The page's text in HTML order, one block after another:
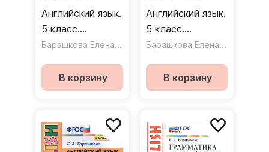
Английский язык.
5 класс.
Грамматика.
упражнений к
учебнику
др. Часть 2.
ФГОС
Барашкова Елена Александровна
В корзину
Английский язык.
5 класс.
Грамматика.
упражнений к
учебнику
др. Часть 1.
ФГОС
Барашкова Елена Александровна
В корзину